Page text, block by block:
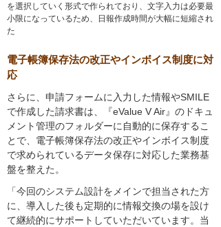
を選択していく形式で作られており、文字入力は必要最
小限になっているため、日報作成時間が大幅に短縮され
た
電子帳簿保存法の改正やインボイス制度に対
応
さらに、申請フォームに入力した情報やSMILE
で作成した請求書は、『eValue V Air』のドキュ
メント管理のフォルダーに自動的に保存するこ
とで、電子帳簿保存法の改正やインボイス制度
で求められているデータ保存に対応した業務基
盤を整えた。
「今回のシステム設計をメインで担当された方
に、導入した後も定期的に情報交換の場を設け
て継続的にサポートしていただいています。当